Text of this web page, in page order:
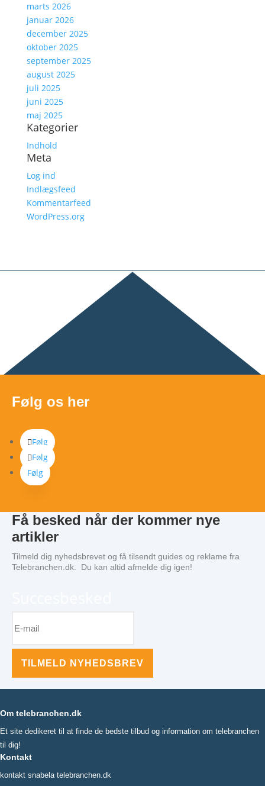
marts 2026
januar 2026
december 2025
oktober 2025
september 2025
august 2025
juli 2025
juni 2025
maj 2025
Kategorier
Indhold
Meta
Log ind
Indlægsfeed
Kommentarfeed
WordPress.org
Følg os her
Følg
Følg
Følg
Få besked når der kommer nye
artikler
Tilmeld dig nyhedsbrevet og få tilsendt guides og reklame fra
Telebranchen.dk. Du kan altid afmelde dig igen!
TILMELD NYHEDSBREV
Om telebranchen.dk
Et site dedikeret til at finde de bedste tilbud og information om telebranchen
til dig!
Kontakt
kontakt snabela telebranchen.dk